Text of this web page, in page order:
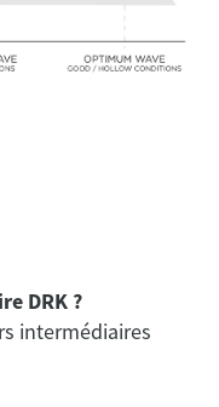
DRK ?
intermédiaires